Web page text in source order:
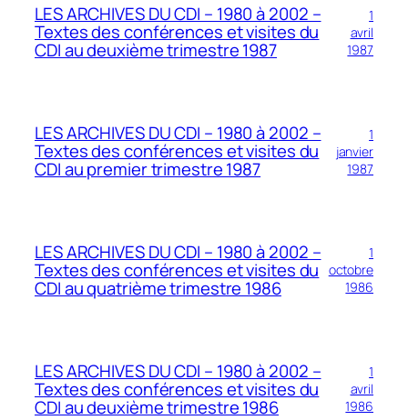
LES ARCHIVES DU CDI – 1980 à 2002 –
Textes des conférences et visites du
CDI au deuxième trimestre 1987
1
avril
1987
LES ARCHIVES DU CDI – 1980 à 2002 –
Textes des conférences et visites du
CDI au premier trimestre 1987
1
janvier
1987
LES ARCHIVES DU CDI – 1980 à 2002 –
Textes des conférences et visites du
CDI au quatrième trimestre 1986
1
octobre
1986
LES ARCHIVES DU CDI – 1980 à 2002 –
Textes des conférences et visites du
CDI au deuxième trimestre 1986
1
avril
1986